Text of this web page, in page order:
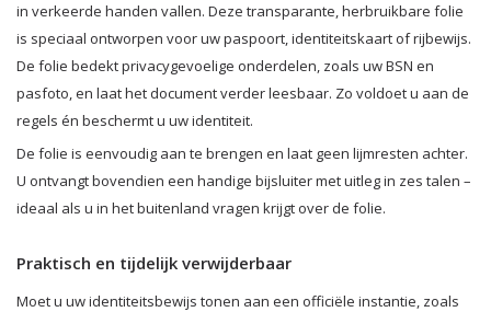
in verkeerde handen vallen. Deze transparante, herbruikbare folie
is speciaal ontworpen voor uw paspoort, identiteitskaart of rijbewijs.
De folie bedekt privacygevoelige onderdelen, zoals uw BSN en
pasfoto, en laat het document verder leesbaar. Zo voldoet u aan de
regels én beschermt u uw identiteit.
De folie is eenvoudig aan te brengen en laat geen lijmresten achter.
U ontvangt bovendien een handige bijsluiter met uitleg in zes talen –
ideaal als u in het buitenland vragen krijgt over de folie.
Praktisch en tijdelijk verwijderbaar
Moet u uw identiteitsbewijs tonen aan een officiële instantie, zoals